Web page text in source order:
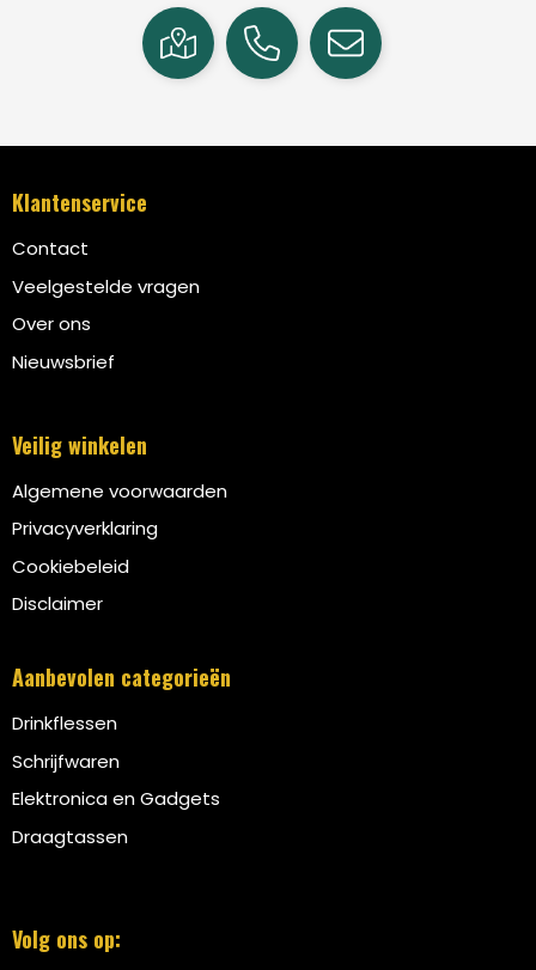
Klantenservice
Contact
Veelgestelde vragen
Over ons
Nieuwsbrief
Veilig winkelen
Algemene voorwaarden
Privacyverklaring
Cookiebeleid
Disclaimer
Aanbevolen categorieën
Drinkflessen
Schrijfwaren
Elektronica en Gadgets
Draagtassen
Volg ons op: